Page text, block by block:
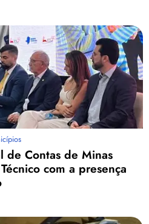
de Contas de Minas
com a presença